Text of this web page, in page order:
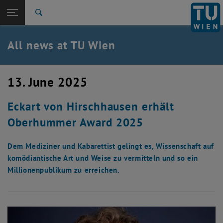
TU Login
Quicklinks
Toggle quicklinks menu
Studies
Career
Back: list subpages of parent page TU Wien Homepage
Back to:
TU Wien Homepage
Overview
All news at TU Wien
13. June 2025
Eckart von Hirschhausen erhält
Oberhummer Award 2025
Dem Mediziner und Kabarettist gelingt es, Wissenschaft auf
komödiantische Art und Weise zu vermitteln und so ein
Millionenpublikum zu erreichen.